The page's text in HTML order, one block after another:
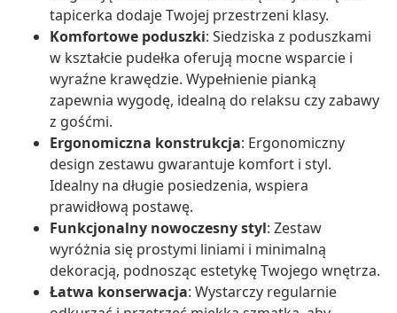
tapicerka dodaje Twojej przestrzeni klasy.
Komfortowe poduszki: Siedziska z poduszkami
w kształcie pudełka oferują mocne wsparcie i
wyraźne krawędzie. Wypełnienie pianką
zapewnia wygodę, idealną do relaksu czy zabawy
z gośćmi.
Ergonomiczna konstrukcja: Ergonomiczny
design zestawu gwarantuje komfort i styl.
Idealny na długie posiedzenia, wspiera
prawidłową postawę.
Funkcjonalny nowoczesny styl: Zestaw
wyróżnia się prostymi liniami i minimalną
dekoracją, podnosząc estetykę Twojego wnętrza.
Łatwa konserwacja: Wystarczy regularnie